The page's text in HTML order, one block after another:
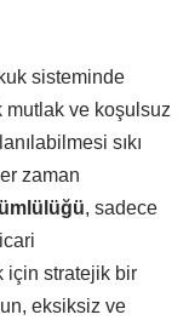
sisteminde
ve koşulsuz
sıkı
zaman
, sadece
için stratejik bir
eksiksiz ve